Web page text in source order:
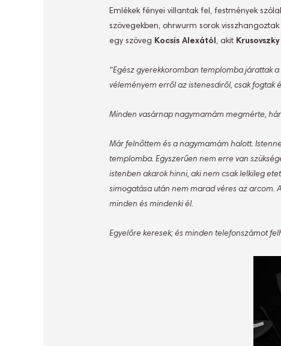
Emlékek fényei villantak fel, festmények
szövegekben, ohrwurm sorok
egy szöveg Kocsis Alexától, akit
“Egész gyerekkoromban templomba járattak
véleményem erről az istenesdiről, csak fogtak
Minden vasárnap nagymamám megmérte,
Már felnőttem és a nagymamám halott.
templomba. Egyszerűen nem erre van
istenben akarok hinni, aki nem csak lelkileg
simogatása után nem marad véres az arcom.
minden és mindenki él.
Egyelőre keresek; és minden telefonszámot